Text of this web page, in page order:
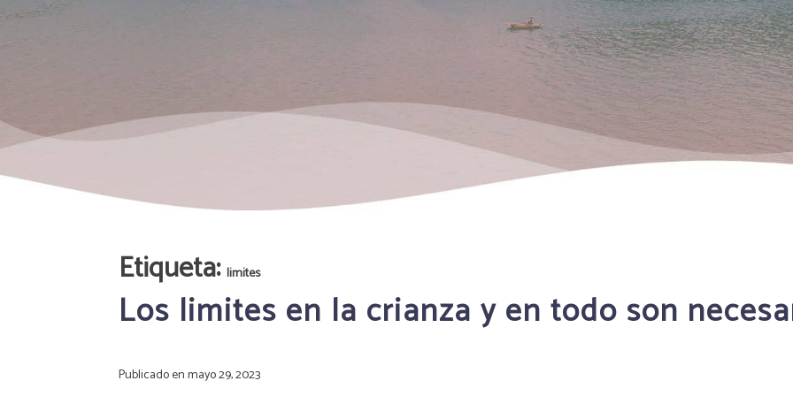
Etiqueta:limites
Los limites en la crianza y en todo son
Publicado enmayo 29, 2023